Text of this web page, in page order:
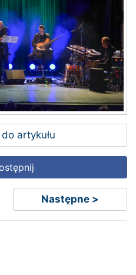
artykułu
Następne >